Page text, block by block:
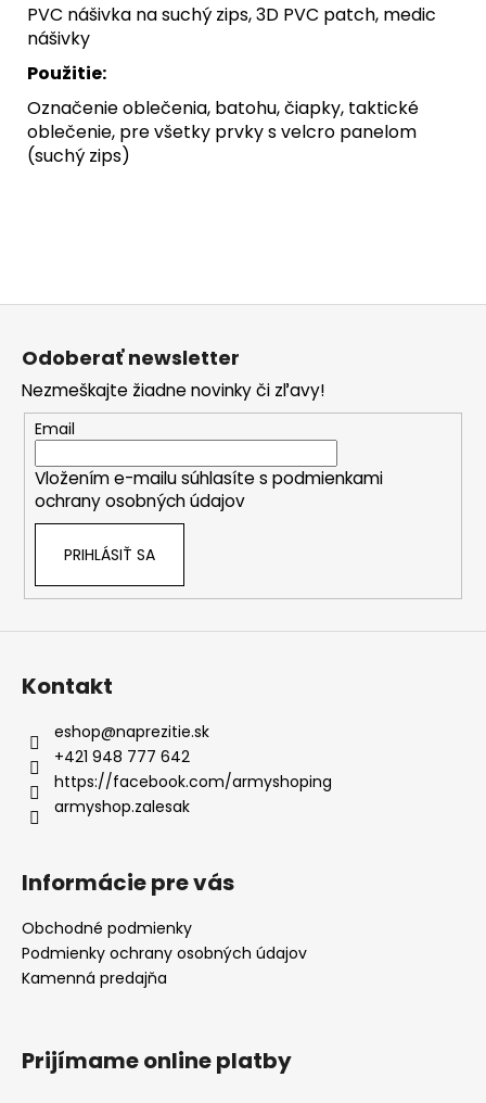
PVC nášivka na suchý zips, 3D PVC patch, medic
nášivky
Použitie:
Označenie oblečenia, batohu, čiapky, taktické
oblečenie, pre všetky prvky s velcro panelom
(suchý zips)
Odoberať newsletter
Nezmeškajte žiadne novinky či zľavy!
Email
Vložením e-mailu súhlasíte s podmienkami
ochrany osobných údajov
PRIHLÁSIŤ SA
Kontakt
eshop@naprezitie.sk
+421 948 777 642
https://facebook.com/armyshoping
armyshop.zalesak
Informácie pre vás
Obchodné podmienky
Podmienky ochrany osobných údajov
Kamenná predajňa
Prijímame online platby